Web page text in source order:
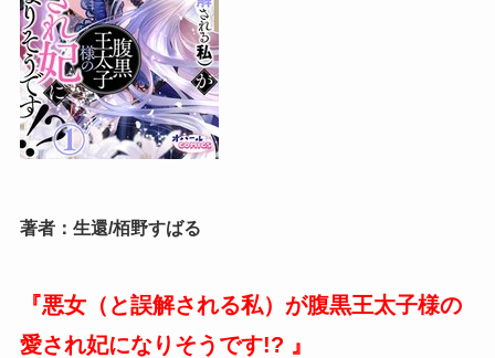
著者：生還/栢野すばる
『悪女（と誤解される私）が腹黒王太子様の
愛され妃になりそうです!? 』